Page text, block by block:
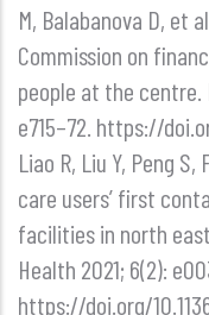
M, Balabanova D, et
Commission on
people at the centre.
e715–72. https://
Liao R, Liu Y, Peng
care users’ first
facilities in north
Health 2021; 6(2):
https://doi.org/